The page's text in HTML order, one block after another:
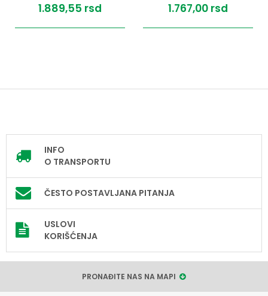
1.889,55 rsd 1.767,00 rsd
INFO
O TRANSPORTU
ČESTO POSTAVLJANA PITANJA
USLOVI
KORIŠĆENJA
PRONAĐITE NAS NA MAPI